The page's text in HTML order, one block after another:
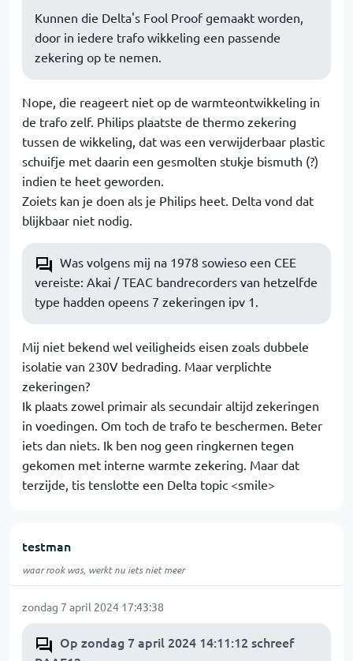
Kunnen die Delta's Fool Proof gemaakt worden,
door in iedere trafo wikkeling een passende
zekering op te nemen.
Nope, die reageert niet op de warmteontwikkeling in
de trafo zelf. Philips plaatste de thermo zekering
tussen de wikkeling, dat was een verwijderbaar plastic
schuifje met daarin een gesmolten stukje bismuth (?)
indien te heet geworden.
Zoiets kan je doen als je Philips heet. Delta vond dat
blijkbaar niet nodig.
Was volgens mij na 1978 sowieso een CEE
vereiste: Akai / TEAC bandrecorders van hetzelfde
type hadden opeens 7 zekeringen ipv 1.
Mij niet bekend wel veiligheids eisen zoals dubbele
isolatie van 230V bedrading. Maar verplichte
zekeringen?
Ik plaats zowel primair als secundair altijd zekeringen
in voedingen. Om toch de trafo te beschermen. Beter
iets dan niets. Ik ben nog geen ringkernen tegen
gekomen met interne warmte zekering. Maar dat
terzijde, tis tenslotte een Delta topic <smile>
testman
waar rook was, werkt nu iets niet meer
zondag 7 april 2024 17:43:38
Op zondag 7 april 2024 14:11:12 schreef